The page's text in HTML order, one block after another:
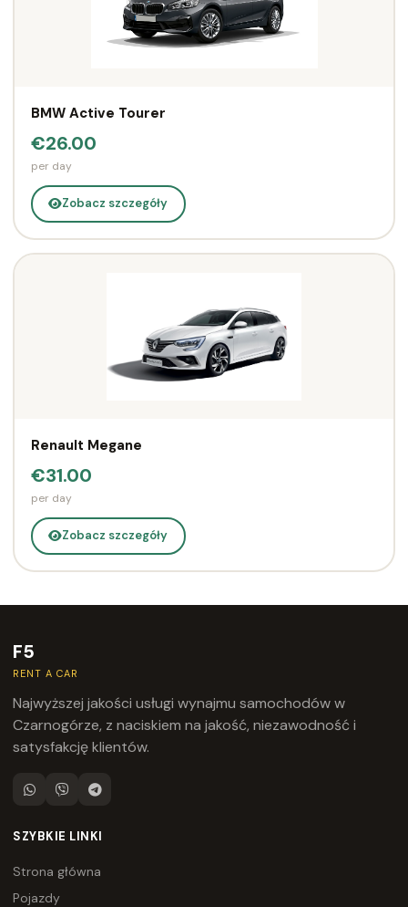
BMW Active Tourer
€26.00
per day
Zobacz szczegóły
Renault Megane
€31.00
per day
Zobacz szczegóły
F5
RENT A CAR
Najwyższej jakości usługi wynajmu samochodów w
Czarnogórze, z naciskiem na jakość, niezawodność i
satysfakcję klientów.
SZYBKIE LINKI
Strona główna
Pojazdy